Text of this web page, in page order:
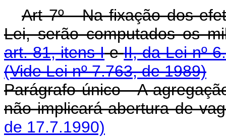
Art 7º - Na fixação dos
Lei, serão computados os
art. 81, itens IeII, da Lei nº
(Vide Lei nº 7.763, de 1989)
Parágrafo único - A
não implicará abertura
de 17.7.1990)